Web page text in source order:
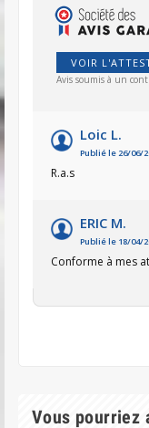
VOIR
Avis soumis à un
Loic L.
Publié le 26/06/
R.a.s
ERIC M.
Publié le 18/04/
Conforme à mes
Vous pourriez